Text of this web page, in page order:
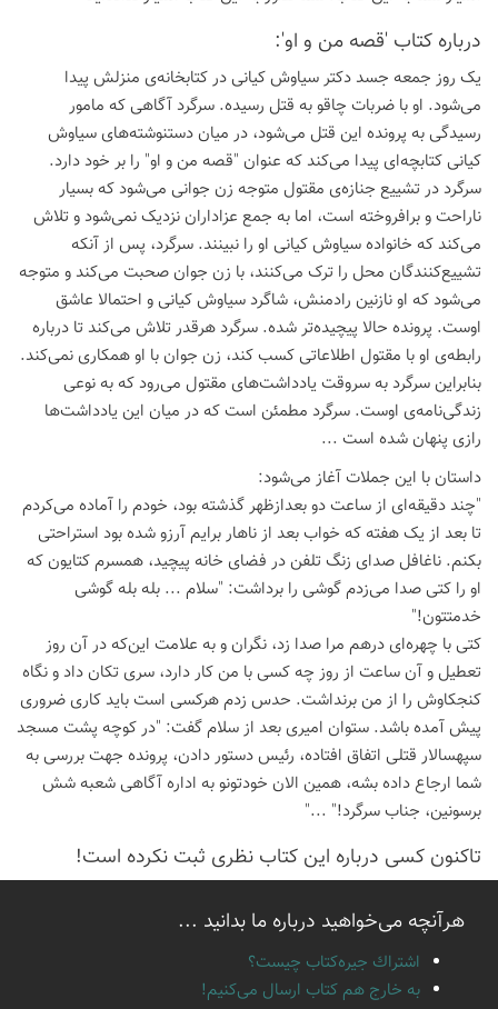
درباره كتاب 'قصه من و او':
یک روز جمعه جسد دکتر سیاوش کیانی در کتابخانه‌ی منزلش پیدا
می‌شود. او با ضربات چاقو به قتل رسیده. سرگرد آگاهی که مامور
رسیدگی به پرونده این قتل می‌شود، در میان دستنوشته‌های سیاوش
کیانی کتابچه‌ای پیدا می‌کند که عنوان "قصه من و او" را بر خود دارد.
سرگرد در تشییع جنازه‌ی مقتول متوجه زن جوانی می‌شود که بسیار
ناراحت و برافروخته است، اما به جمع عزاداران نزدیک نمی‌شود و تلاش
می‌کند که خانواده سیاوش کیانی او را نبینند. سرگرد، پس از آنکه
تشییع‌کنندگان محل را ترک می‌کنند، با زن جوان صحبت می‌کند و متوجه
می‌شود که او نازنین رادمنش، شاگرد سیاوش کیانی و احتمالا عاشق
اوست. پرونده حالا پیچیده‌تر شده. سرگرد هرقدر تلاش می‌کند تا درباره
رابطه‌ی او با مقتول اطلاعاتی کسب کند، زن جوان با او همکاری نمی‌کند.
بنابراین سرگرد به سروقت یادداشت‌های مقتول می‌رود که به نوعی
زندگی‌نامه‌ی اوست. سرگرد مطمئن است که در میان این یادداشت‌ها
رازی پنهان شده است ...
داستان با این جملات آغاز می‌شود:
"چند دقیقه‌ای از ساعت دو بعدازظهر گذشته بود، خودم را آماده می‌کردم
تا بعد از یک هفته که خواب بعد از ناهار برایم آرزو شده بود استراحتی
بکنم. ناغافل صدای زنگ تلفن در فضای خانه پیچید، همسرم کتایون که
او را کتی صدا می‌زدم گوشی را برداشت: "سلام ... بله بله گوشی
خدمتتون!"
کتی با چهره‌ای درهم مرا صدا زد، نگران و به علامت این‌که در آن روز
تعطیل و آن ساعت از روز چه کسی با من کار دارد، سری تکان داد و نگاه
کنجکاوش را از من برنداشت. حدس زدم هرکسی است باید کاری ضروری
پیش آمده باشد. ستوان امیری بعد از سلام گفت: "در کوچه پشت مسجد
سپهسالار قتلی اتفاق افتاده، رئیس دستور دادن، پرونده جهت بررسی به
شما ارجاع داده بشه، همین الان خودتونو به اداره آگاهی شعبه شش
برسونین، جناب سرگرد!" ..."
تاكنون كسی درباره این كتاب نظری ثبت نكرده است!
هرآنچه می‌خواهید درباره ما بدانید ...
اشتراك جيره‌كتاب چيست؟
به خارج هم كتاب ارسال می‌كنیم!